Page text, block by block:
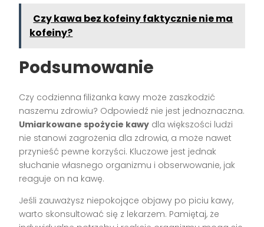
Czy kawa bez kofeiny faktycznie nie ma
kofeiny?
Podsumowanie
Czy codzienna filiżanka kawy może zaszkodzić
naszemu zdrowiu? Odpowiedź nie jest jednoznaczna.
Umiarkowane spożycie kawy dla większości ludzi
nie stanowi zagrożenia dla zdrowia, a może nawet
przynieść pewne korzyści. Kluczowe jest jednak
słuchanie własnego organizmu i obserwowanie, jak
reaguje on na kawę.
Jeśli zauważysz niepokojące objawy po piciu kawy,
warto skonsultować się z lekarzem. Pamiętaj, że